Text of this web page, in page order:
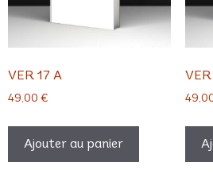
VER 17 A
49,00 €
Ajouter au panier
VER